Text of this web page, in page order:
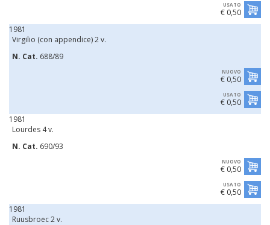
USATO
€ 0,50
1981
Virgilio (con appendice) 2 v.
N. Cat. 688/89
NUOVO
€ 0,50
USATO
€ 0,50
1981
Lourdes 4 v.
N. Cat. 690/93
NUOVO
€ 0,50
USATO
€ 0,50
1981
Ruusbroec 2 v.